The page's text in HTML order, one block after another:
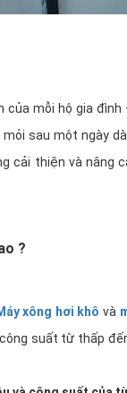
của mỗi hộ gia
sau một ngày
cải thiện và nâng
?
xông hơi khô và
suất từ thấp